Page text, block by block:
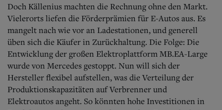
Doch Källenius machten die Rechnung ohne den Markt.
Vielerorts liefen die Förderprämien für E-Autos aus. Es
mangelt nach wie vor an Ladestationen, und generell
üben sich die Käufer in Zurückhaltung. Die Folge: Die
Entwicklung der großen Elektroplattform MB.EA-Large
wurde von Mercedes gestoppt. Nun will sich der
Hersteller flexibel aufstellen, was die Verteilung der
Produktionskapazitäten auf Verbrenner und
Elektroautos angeht. So könnten hohe Investitionen in